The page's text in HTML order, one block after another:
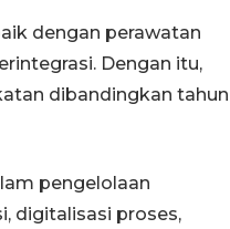
dengan perawatan
Dengan itu,
dibandingkan tahun
pengelolaan
digitalisasi proses,